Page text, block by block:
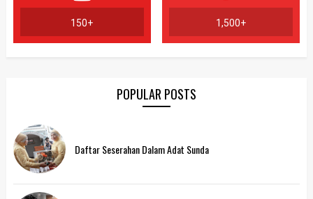
150+ 1,500+
POPULAR POSTS
Daftar Seserahan Dalam Adat Sunda